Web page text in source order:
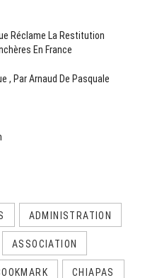
Réclame La Restitution
En France
, Par Arnaud De Pasquale
ADMINISTRATION
ASSOCIATION
CHIAPAS